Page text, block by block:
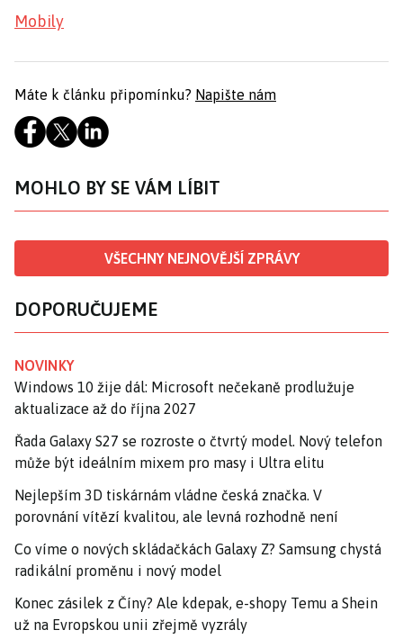
Mobily
Máte k článku připomínku? Napište nám
MOHLO BY SE VÁM LÍBIT
VŠECHNY NEJNOVĚJŠÍ ZPRÁVY
DOPORUČUJEME
NOVINKY
Windows 10 žije dál: Microsoft nečekaně prodlužuje
aktualizace až do října 2027
Řada Galaxy S27 se rozroste o čtvrtý model. Nový telefon
může být ideálním mixem pro masy i Ultra elitu
Nejlepším 3D tiskárnám vládne česká značka. V
porovnání vítězí kvalitou, ale levná rozhodně není
Co víme o nových skládačkách Galaxy Z? Samsung chystá
radikální proměnu i nový model
Konec zásilek z Číny? Ale kdepak, e-shopy Temu a Shein
už na Evropskou unii zřejmě vyzrály